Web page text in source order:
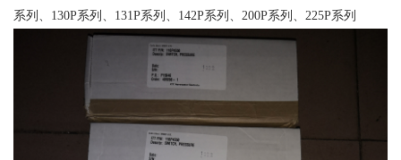
系列、130P系列、131P系列、142P系列、200P系列、225P系列